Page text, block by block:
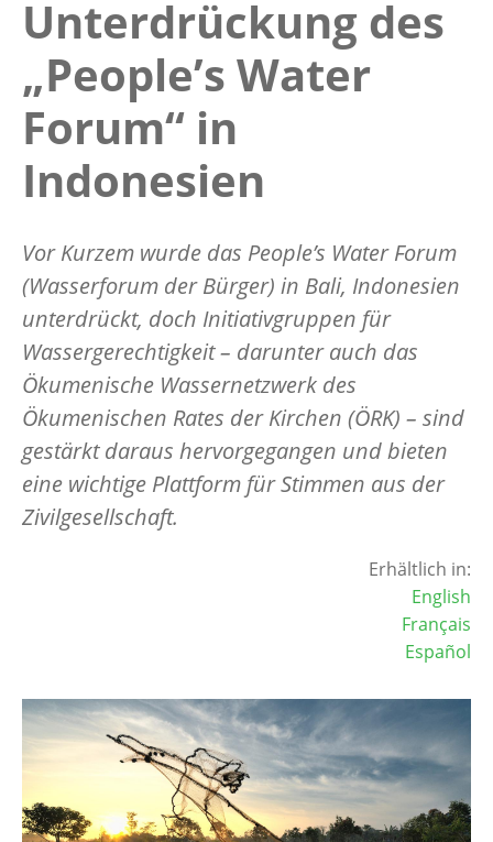
Unterdrückung des
„People’s Water
Forum“ in
Indonesien
Vor Kurzem wurde das People’s Water Forum
(Wasserforum der Bürger) in Bali, Indonesien
unterdrückt, doch Initiativgruppen für
Wassergerechtigkeit – darunter auch das
Ökumenische Wassernetzwerk des
Ökumenischen Rates der Kirchen (ÖRK) – sind
gestärkt daraus hervorgegangen und bieten
eine wichtige Plattform für Stimmen aus der
Zivilgesellschaft.
Erhältlich in:
English
Français
Español
Image